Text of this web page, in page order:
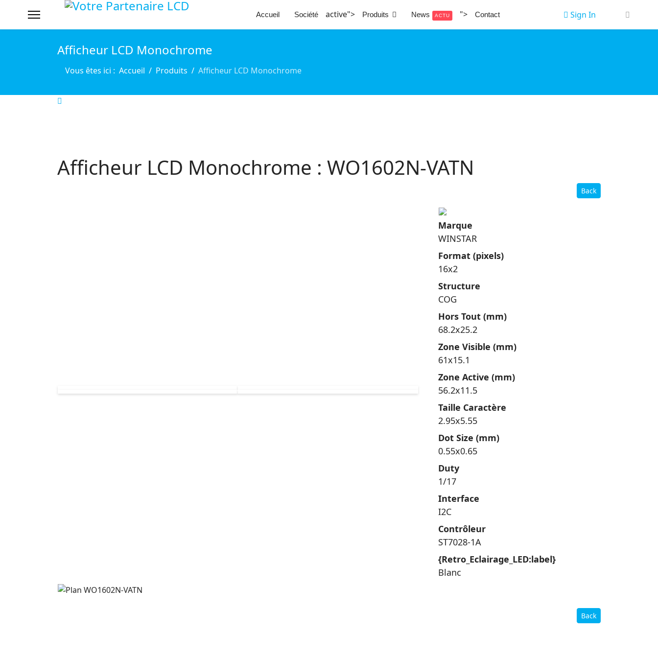
Accueil Société active"> Produits News ACTU "> Contact Sign In
Afficheur LCD Monochrome
Vous êtes ici : Accueil Produits Afficheur LCD Monochrome
Afficheur LCD Monochrome : WO1602N-VATN
Back
Marque
WINSTAR
Format (pixels)
16x2
Structure
COG
Hors Tout (mm)
68.2x25.2
Zone Visible (mm)
61x15.1
Zone Active (mm)
56.2x11.5
Taille Caractère
2.95x5.55
Dot Size (mm)
0.55x0.65
Duty
1/17
Interface
I2C
Contrôleur
ST7028-1A
{Retro_Eclairage_LED:label}
Blanc
Back